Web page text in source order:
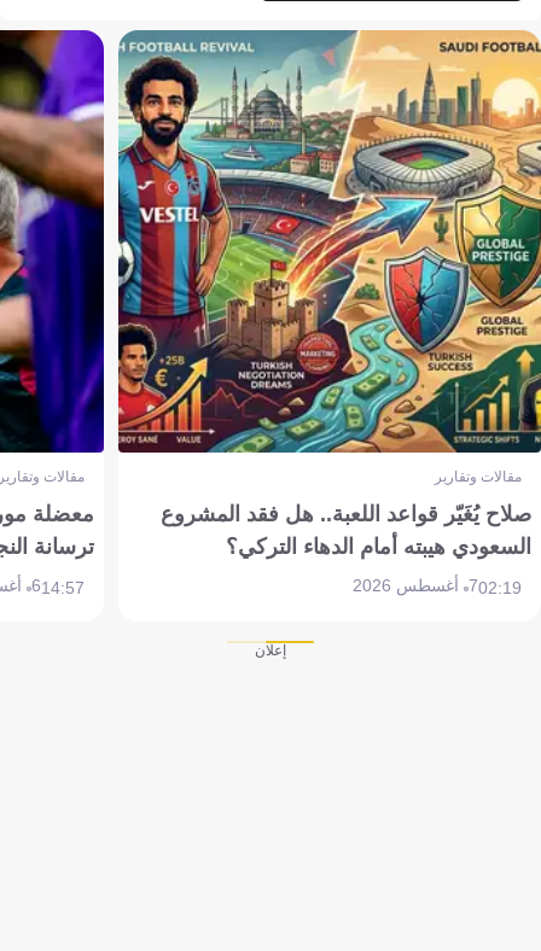
مقالات وتقارير
صلاح يُغَيّر قواعد اللعبة.. هل فقد المشروع
السعودي هيبته أمام الدهاء التركي؟
02:197 أغسطس 2026
مقالات
معضلة
ترسانة
14:576 أغسطس 2026
إعلان